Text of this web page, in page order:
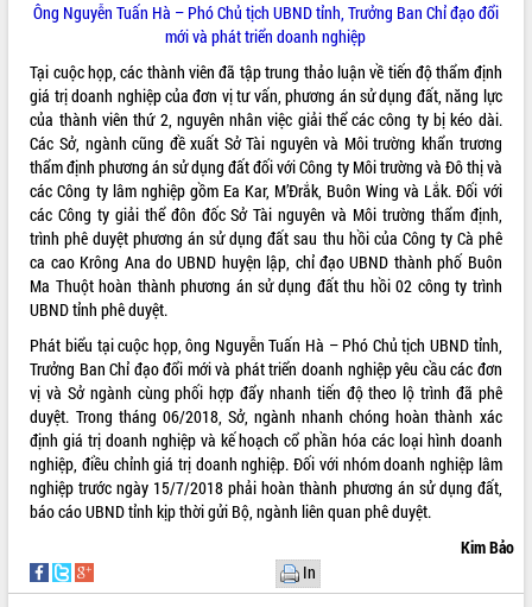
phát triển mới
Thường trực HĐND tỉnh Đắk Lắk gặp
mặt Đoàn chuyên gia y tế TP. Hồ Chí
Minh
Lễ truy điệu và an táng hài cốt liệt sĩ
tại Nghĩa trang Liệt sĩ xã Sơn Hòa
Bàn giải pháp tháo gỡ khó khăn trong
xuất khẩu sầu riêng và triển khai quy
định EUDR
Thứ trưởng Bộ Nông nghiệp và Môi
trường Nguyễn Hoàng Hiệp khảo sát
vùng trồng và doanh nghiệp đóng gói
sầu riêng tại Đắk Lắk
Trình diễn nghệ thuật chế biến các
món ăn từ sầu riêng
Đắk Lắk công bố Quy hoạch và xúc
tiến đầu tư tỉnh
Ngành cá ngừ Đắk Lắk chủ động thích
ứng để giữ vững thị trường xuất khẩu
Diễn đàn Kinh tế tư nhân Việt Nam đột
Đề án 06 tạo bước ngoặt đột phá trong
cải cách hành chính tỉnh Đắk Lắk
THỐNG KÊ TRUY CẬP
Hôm nay: 10586
Tất cả: 66096254
Ông Nguyễn Tuấn Hà – Phó Chủ tịch UBND tỉnh, Trưởng Ban Chỉ đạo đổi
mới và phát triển doanh nghiệp
Tại cuộc họp, các thành viên đã tập trung thảo luận về tiến độ thẩm định
giá trị doanh nghiệp của đơn vị tư vấn, phương án sử dụng đất, năng lực
của thành viên thứ 2, nguyên nhân việc giải thể các công ty bị kéo dài.
Các Sở, ngành cũng đề xuất Sở Tài nguyên và Môi trường khẩn trương
thẩm định phương án sử dụng đất đối với Công ty Môi trường và Đô thị và
các Công ty lâm nghiệp gồm Ea Kar, M’Đrắk, Buôn Wing và Lắk. Đối với
các Công ty giải thể đôn đốc Sở Tài nguyên và Môi trường thẩm định,
trình phê duyệt phương án sử dụng đất sau thu hồi của Công ty Cà phê
ca cao Krông Ana do UBND huyện lập, chỉ đạo UBND thành phố Buôn
Ma Thuột hoàn thành phương án sử dụng đất thu hồi 02 công ty trình
UBND tỉnh phê duyệt.
Phát biểu tại cuộc họp, ông Nguyễn Tuấn Hà – Phó Chủ tịch UBND tỉnh,
Trưởng Ban Chỉ đạo đổi mới và phát triển doanh nghiệp yêu cầu các đơn
vị và Sở ngành cùng phối hợp đẩy nhanh tiến độ theo lộ trình đã phê
duyệt. Trong tháng 06/2018, Sở, ngành nhanh chóng hoàn thành xác
định giá trị doanh nghiệp và kế hoạch cổ phần hóa các loại hình doanh
nghiệp, điều chỉnh giá trị doanh nghiệp. Đối với nhóm doanh nghiệp lâm
nghiệp trước ngày 15/7/2018 phải hoàn thành phương án sử dụng đất,
báo cáo UBND tỉnh kịp thời gửi Bộ, ngành liên quan phê duyệt.
Kim Bảo
In